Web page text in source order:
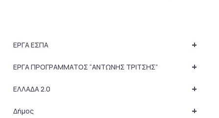
+
ΕΡΓΑ ΕΣΠΑ
+
ΕΡΓΑ ΠΡΟΓΡΑΜΜΑΤΟΣ “ΑΝΤΩΝΗΣ ΤΡΙΤΣΗΣ”
+
ΕΛΛΑΔΑ 2.0
+
Δήμος